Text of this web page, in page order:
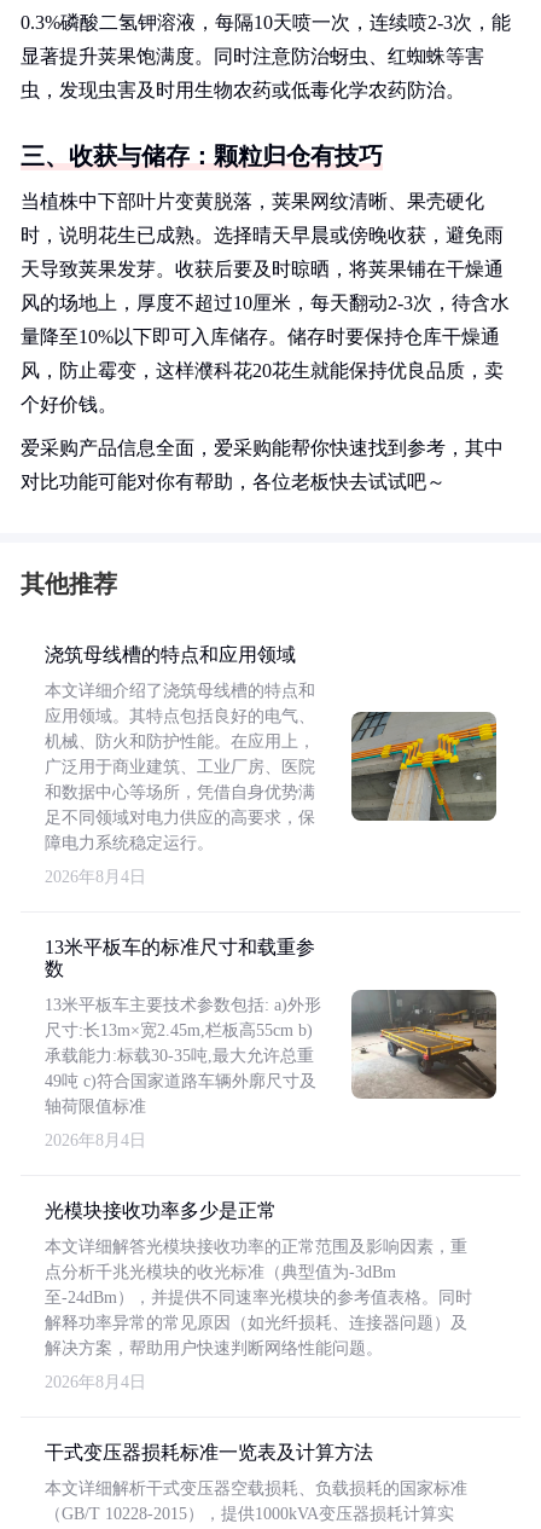
0.3%磷酸二氢钾溶液，每隔10天喷一次，连续喷2-3次，能
显著提升荚果饱满度。同时注意防治蚜虫、红蜘蛛等害
虫，发现虫害及时用生物农药或低毒化学农药防治。
三、收获与储存：颗粒归仓有技巧
当植株中下部叶片变黄脱落，荚果网纹清晰、果壳硬化
时，说明花生已成熟。选择晴天早晨或傍晚收获，避免雨
天导致荚果发芽。收获后要及时晾晒，将荚果铺在干燥通
风的场地上，厚度不超过10厘米，每天翻动2-3次，待含水
量降至10%以下即可入库储存。储存时要保持仓库干燥通
风，防止霉变，这样濮科花20花生就能保持优良品质，卖
个好价钱。
爱采购产品信息全面，爱采购能帮你快速找到参考，其中
对比功能可能对你有帮助，各位老板快去试试吧～
其他推荐
浇筑母线槽的特点和应用领域
本文详细介绍了浇筑母线槽的特点和
应用领域。其特点包括良好的电气、
机械、防火和防护性能。在应用上，
广泛用于商业建筑、工业厂房、医院
和数据中心等场所，凭借自身优势满
足不同领域对电力供应的高要求，保
障电力系统稳定运行。
2026年8月4日
13米平板车的标准尺寸和载重参
数
13米平板车主要技术参数包括: a)外形
尺寸:长13m×宽2.45m,栏板高55cm b)
承载能力:标载30-35吨,最大允许总重
49吨 c)符合国家道路车辆外廓尺寸及
轴荷限值标准
2026年8月4日
光模块接收功率多少是正常
本文详细解答光模块接收功率的正常范围及影响因素，重
点分析千兆光模块的收光标准（典型值为-3dBm
至-24dBm），并提供不同速率光模块的参考值表格。同时
解释功率异常的常见原因（如光纤损耗、连接器问题）及
解决方案，帮助用户快速判断网络性能问题。
2026年8月4日
干式变压器损耗标准一览表及计算方法
本文详细解析干式变压器空载损耗、负载损耗的国家标准
（GB/T 10228-2015），提供1000kVA变压器损耗计算实